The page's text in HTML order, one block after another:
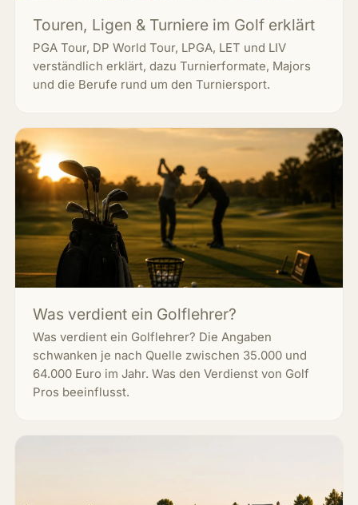
Touren, Ligen & Turniere im Golf erklärt
PGA Tour, DP World Tour, LPGA, LET und LIV
verständlich erklärt, dazu Turnierformate, Majors
und die Berufe rund um den Turniersport.
Was verdient ein Golflehrer?
Was verdient ein Golflehrer? Die Angaben
schwanken je nach Quelle zwischen 35.000 und
64.000 Euro im Jahr. Was den Verdienst von Golf
Pros beeinflusst.